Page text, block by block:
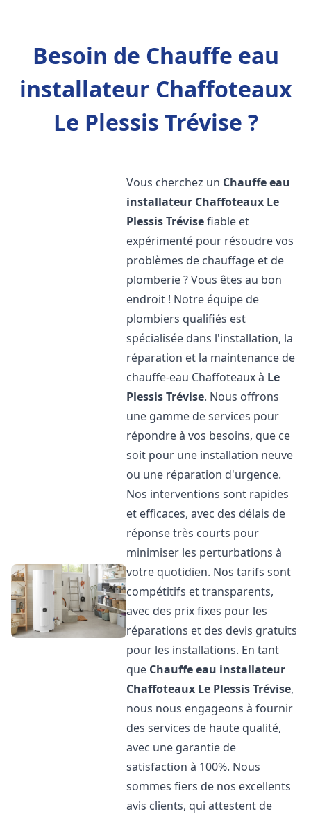
Besoin de Chauffe eau
installateur Chaffoteaux
Le Plessis Trévise ?
Vous cherchez un Chauffe eau
installateur Chaffoteaux Le
Plessis Trévisefiable et
expérimenté pour résoudre vos
problèmes de chauffage et de
plomberie ? Vous êtes au bon
endroit ! Notre équipe de
plombiers qualifiés est
spécialisée dans l'installation, la
réparation et la maintenance de
chauffe-eau Chaffoteaux à Le
Plessis Trévise. Nous offrons
une gamme de services pour
répondre à vos besoins, que ce
soit pour une installation neuve
ou une réparation d'urgence.
Nos interventions sont rapides
et efficaces, avec des délais de
réponse très courts pour
minimiser les perturbations à
votre quotidien. Nos tarifs sont
compétitifs et transparents,
avec des prix fixes pour les
réparations et des devis gratuits
pour les installations. En tant
que Chauffe eau installateur
Chaffoteaux Le Plessis Trévise,
nous nous engageons à fournir
des services de haute qualité,
avec une garantie de
satisfaction à 100%. Nous
sommes fiers de nos excellents
avis clients, qui attestent de